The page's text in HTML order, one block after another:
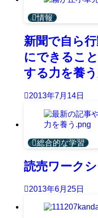
情報
新聞で自ら
にできるこ
する力を養
2013年7月14日
総合的な学習
読売ワーク
2013年6月25日